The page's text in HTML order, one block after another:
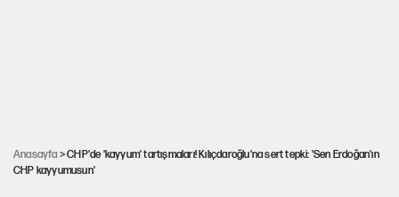
Anasayfa > CHP'de 'kayyum' tartışmaları! Kılıçdaroğlu'na sert tepki: 'Sen Erdoğan'ın
CHP kayyumusun'